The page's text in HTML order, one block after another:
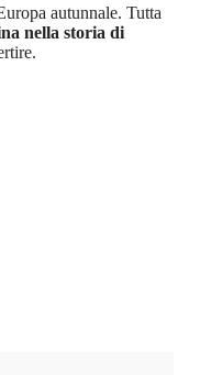
autunnale. Tutta
nella storia di